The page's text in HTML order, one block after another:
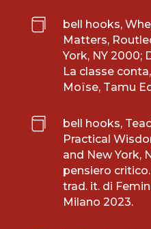

bell hooks,
Matters,
York, NY 2000;
La classe
Moïse, Tamu

bell hooks,
Practical
and New York,
pensiero
trad. it. di
Milano 2023.